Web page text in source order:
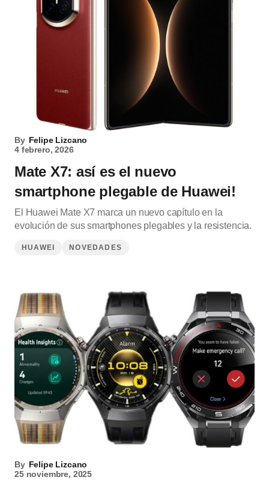
By Felipe Lizcano
4 febrero, 2026
Mate X7: así es el nuevo
smartphone plegable de Huawei!
El Huawei Mate X7 marca un nuevo capítulo en la
evolución de sus smartphones plegables y la resistencia.
HUAWEI NOVEDADES
By Felipe Lizcano
25 noviembre, 2025